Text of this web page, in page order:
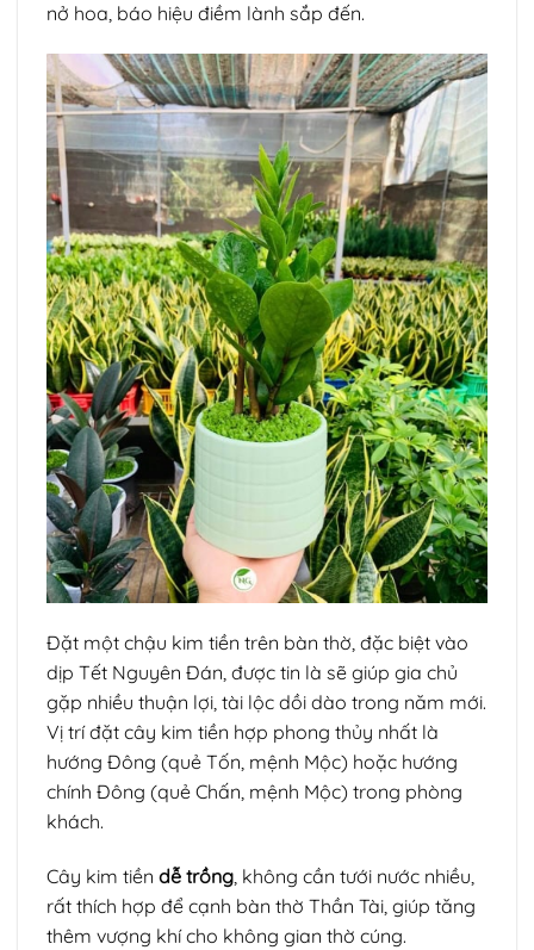
nở hoa, báo hiệu điềm lành sắp đến.
Đặt một chậu kim tiền trên bàn thờ, đặc biệt vào
dịp Tết Nguyên Đán, được tin là sẽ giúp gia chủ
gặp nhiều thuận lợi, tài lộc dồi dào trong năm mới.
Vị trí đặt cây kim tiền hợp phong thủy nhất là
hướng Đông (quẻ Tốn, mệnh Mộc) hoặc hướng
chính Đông (quẻ Chấn, mệnh Mộc) trong phòng
khách.
Cây kim tiền dễ trồng , không cần tưới nước nhiều,
rất thích hợp để cạnh bàn thờ Thần Tài, giúp tăng
thêm vượng khí cho không gian thờ cúng.